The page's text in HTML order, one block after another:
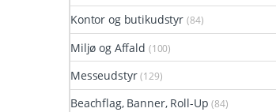
Kontor og butikudstyr (84)
Miljø og Affald (100)
Messeudstyr (129)
Beachflag, Banner, Roll-Up (84)